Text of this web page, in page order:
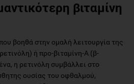
βιταμίνη
βοηθά στην ομαλή λειτουργία της
ή προ-βιταμίνη-Α (β-
η ρετινόλη συμβάλλει στο
ουσίας του οφθαλμού,